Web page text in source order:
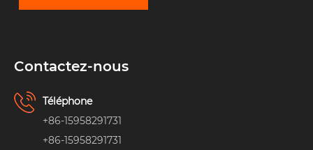
Contactez-nous
Téléphone
+86-15958291731
+86-15958291731